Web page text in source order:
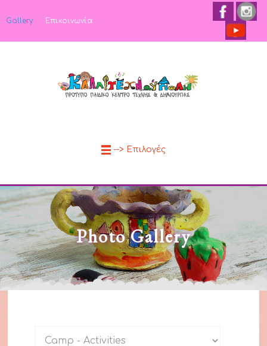
Gallery Επικοινωνία
--> Επιλογές
Photo Gallery